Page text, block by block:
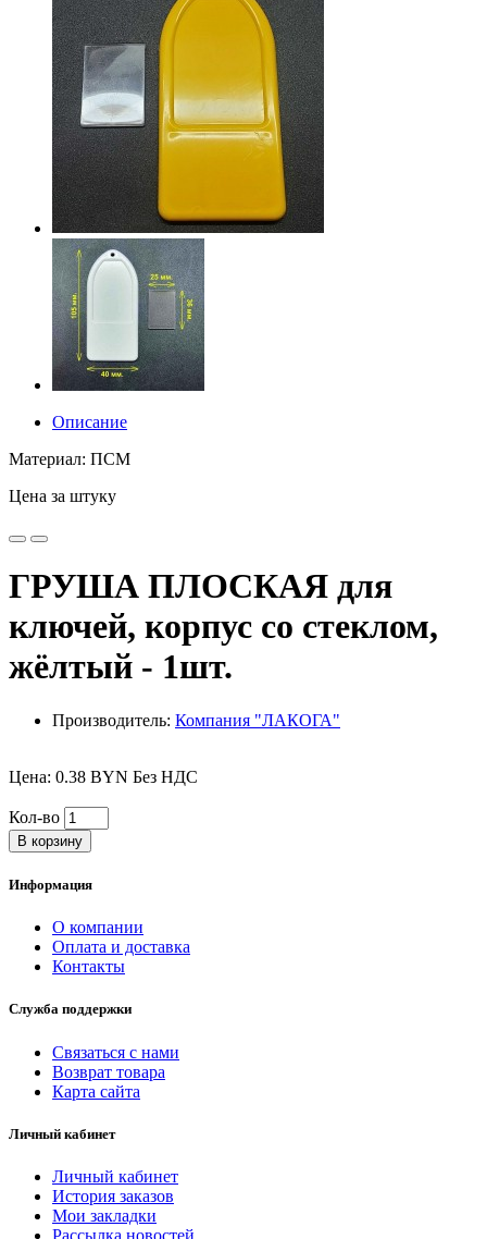
Описание
Материал: ПСМ
Цена за штуку
ГРУША ПЛОСКАЯ для
ключей, корпус со стеклом,
жёлтый - 1шт.
Производитель: Компания "ЛАКОГА"
Цена: 0.38 BYN Без НДС
Кол-во
В корзину
Информация
О компании
Оплата и доставка
Контакты
Служба поддержки
Связаться с нами
Возврат товара
Карта сайта
Личный кабинет
Личный кабинет
История заказов
Мои закладки
Рассылка новостей